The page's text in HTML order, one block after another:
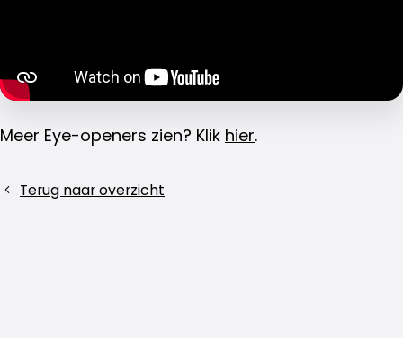
Meer Eye-openers zien? Klik hier.
DeelTerug naar overzicht